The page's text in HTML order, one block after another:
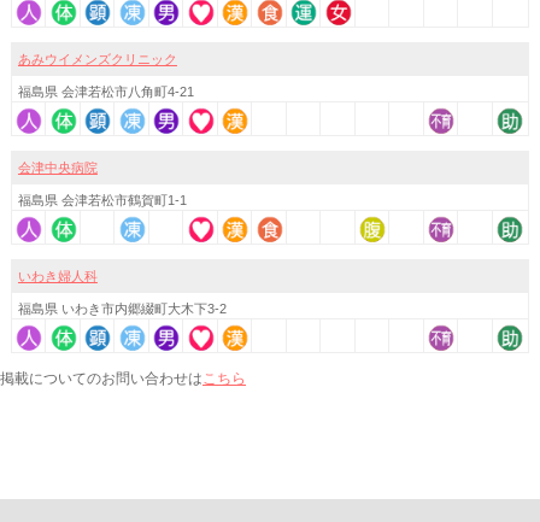
あみウイメンズクリニック
福島県 会津若松市八角町4-21
会津中央病院
福島県 会津若松市鶴賀町1-1
いわき婦人科
福島県 いわき市内郷綴町大木下3-2
掲載についてのお問い合わせは こちら